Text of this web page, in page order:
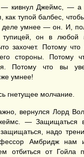
кивнул Джеймс, — а
как тупой балбес,
умнее — он. И,
тупицей, он в любой
захочет. Потому
стороны. Потому
Потому что вы
умнее!
гнетущее молчание.
вернулся Лорд
— Защищаться
надо
Амбридж нам
отбиться от Гойла